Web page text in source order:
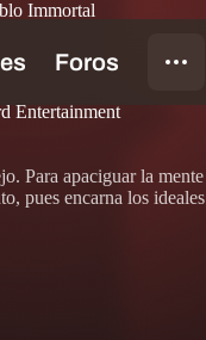
Immortal
Entertainment
Para apaciguar la
pues encarna los